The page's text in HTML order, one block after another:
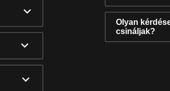
Olyan
csináljak?